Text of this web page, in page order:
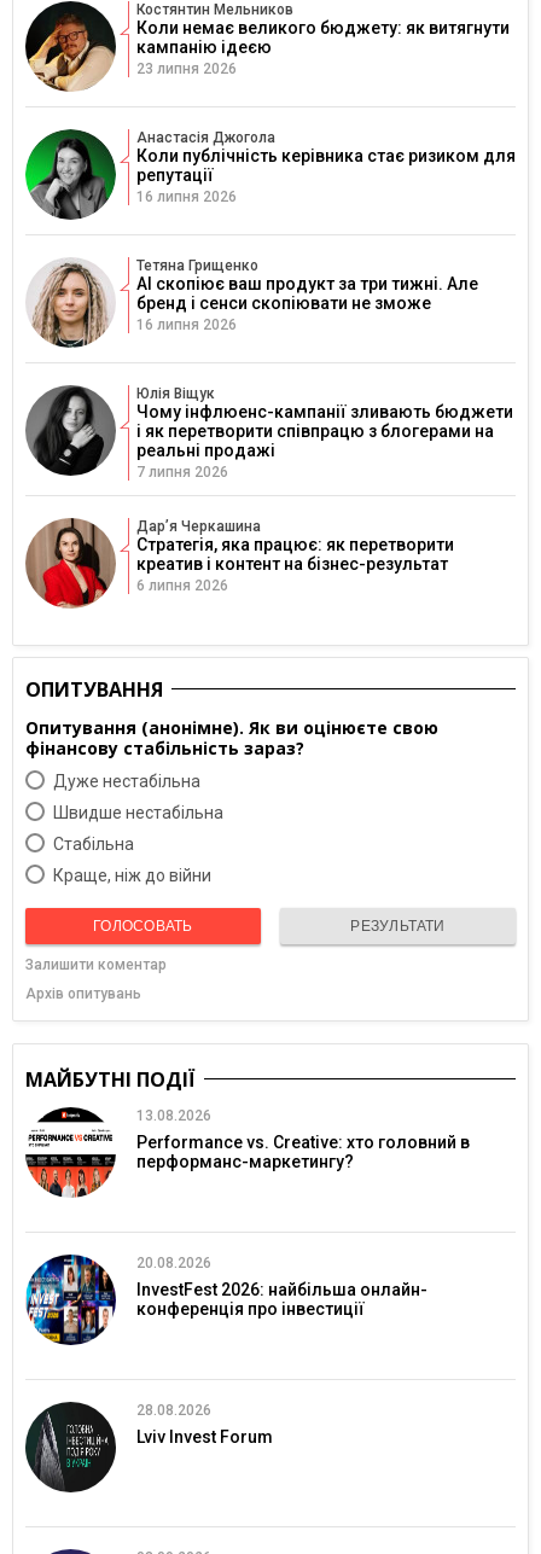
Костянтин Мельников
Коли немає великого бюджету: як витягнути
кампанію ідеєю
23 липня 2026
Анастасія Джогола
Коли публічність керівника стає ризиком для
репутації
16 липня 2026
Тетяна Грищенко
AI скопіює ваш продукт за три тижні. Але
бренд і сенси скопіювати не зможе
16 липня 2026
Юлія Віщук
Чому інфлюенс-кампанії зливають бюджети
і як перетворити співпрацю з блогерами на
реальні продажі
7 липня 2026
Дарʼя Черкашина
Стратегія, яка працює: як перетворити
креатив і контент на бізнес-результат
6 липня 2026
ОПИТУВАННЯ
Опитування (анонімне). Як ви оцінюєте свою
фінансову стабільність зараз?
Дуже нестабільна
Швидше нестабільна
Cтабільна
Краще, ніж до війни
ГОЛОСОВАТЬ РЕЗУЛЬТАТИ
Залишити коментар
Архів опитувань
МАЙБУТНІ ПОДІЇ
13.08.2026
Performance vs. Creative: хто головний в
перформанс-маркетингу?
20.08.2026
InvestFest 2026: найбільша онлайн-
конференція про інвестиції
28.08.2026
Lviv Invest Forum